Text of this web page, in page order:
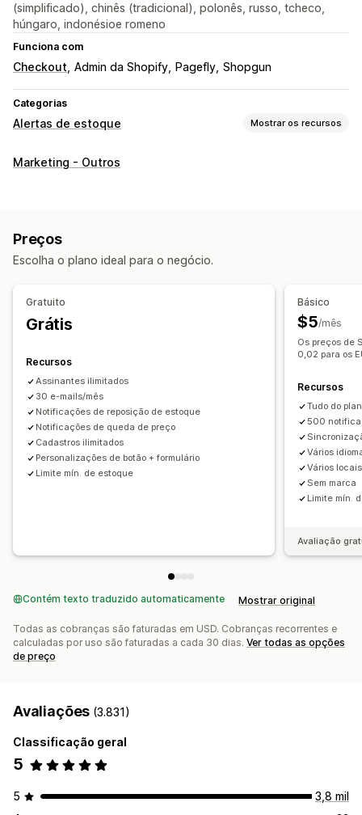
(simplificado), chinês (tradicional), polonês, russo, tcheco,
húngaro, indonésioe romeno
Funciona com
Checkout Admin da Shopify Pagefly Shopgun
Categorias
Alertas de estoque Mostrar os recursos
Notificações
Personalização
Botão de notificação
Análises e relatórios
Relatórios de desempenho
Marketing - Outros
Preços
Escolha o plano ideal para o negócio.
Gratuito
Grátis
Recursos
Assinantes ilimitados
30 e-mails/mês
Notificações de reposição de estoque
Notificações de queda de preço
Cadastros ilimitados
Personalizações de botão + formulário
Limite mín. de estoque
Básico
$5/mês
Os preços de
0,02 para os
Recursos
Tudo do
500
Vários
Vários locais
Sem marca
Limite mín.
Avaliação
Contém texto traduzido automaticamente Mostrar original
Todas as cobranças são faturadas em USD. Cobranças recorrentes e
calculadas por uso são faturadas a cada 30 dias. Ver todas as opções
de preço
Avaliações (3.831)
Classificação geral
5
5
3,8 mil